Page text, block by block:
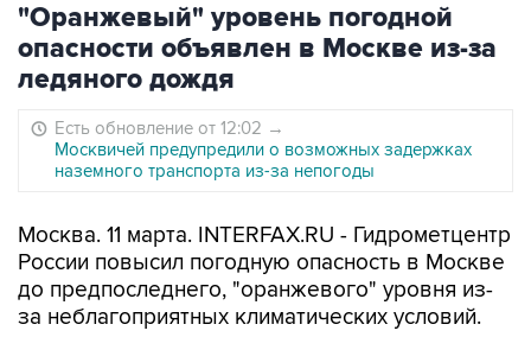
"Оранжевый" уровень погодной
опасности объявлен в Москве из-за
ледяного дождя
Есть обновление от 12:02 →
Москвичей предупредили о возможных задержках
наземного транспорта из-за непогоды
Москва. 11 марта. INTERFAX.RU - Гидрометцентр
России повысил погодную опасность в Москве
до предпоследнего, "оранжевого" уровня из-
за неблагоприятных климатических условий.